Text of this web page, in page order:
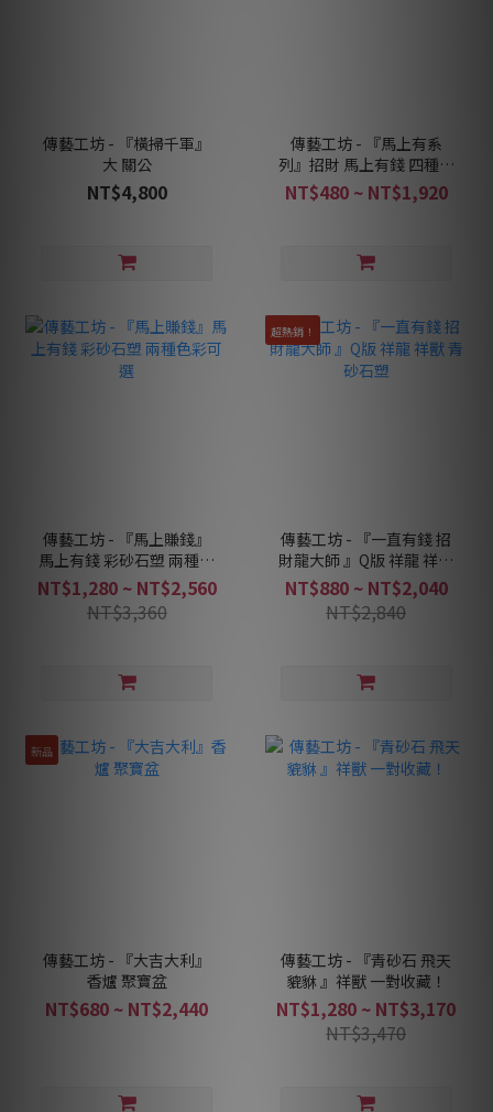
傳藝工坊 - 『橫掃千軍』
大 關公
NT$4,800
傳藝工坊 - 『馬上有系
列』招財 馬上有錢 四種款
式可以選擇
NT$480 ~ NT$1,920
傳藝工坊 - 『馬上賺錢』
馬上有錢 彩砂石塑 兩種色
彩可選
NT$1,280 ~ NT$2,560
NT$3,360
超熱銷！
傳藝工坊 - 『一直有錢 招
財龍大師 』Q版 祥龍 祥獸
青砂石塑
NT$880 ~ NT$2,040
NT$2,840
新品
傳藝工坊 - 『大吉大利』
香爐 聚寶盆
NT$680 ~ NT$2,440
傳藝工坊 - 『青砂石 飛天
貔貅 』祥獸 一對收藏！
NT$1,280 ~ NT$3,170
NT$3,470